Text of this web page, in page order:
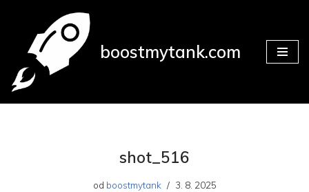
Přeskočit
obsah
boostmytank.com
shot_516
od boostmytank 3. 8. 2025